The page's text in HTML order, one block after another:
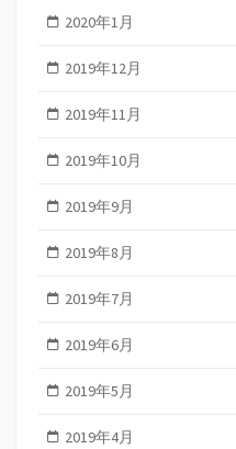
2020年1月
2019年12月
2019年11月
2019年10月
2019年9月
2019年8月
2019年7月
2019年6月
2019年5月
2019年4月